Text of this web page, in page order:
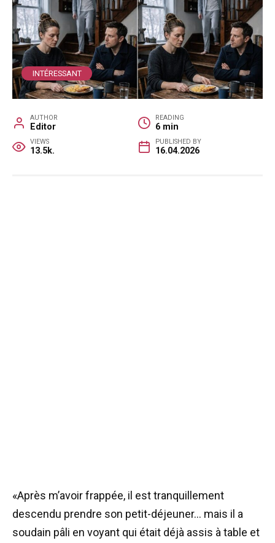
INTÉRESSANT
AUTHOR
Editor
READING
6 min
VIEWS
13.5k.
PUBLISHED BY
16.04.2026
«Après m’avoir frappée, il est tranquillement
descendu prendre son petit-déjeuner… mais il a
soudain pâli en voyant qui était déjà assis à table et